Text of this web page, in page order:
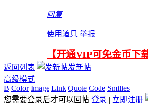
回复
使用道具 举报
【开通VIP可免金币下
返回列表
发新帖
高级模式
B Color Image Link Quote Code Smilies
您需要登录后才可以回帖 登录 | 立即注册